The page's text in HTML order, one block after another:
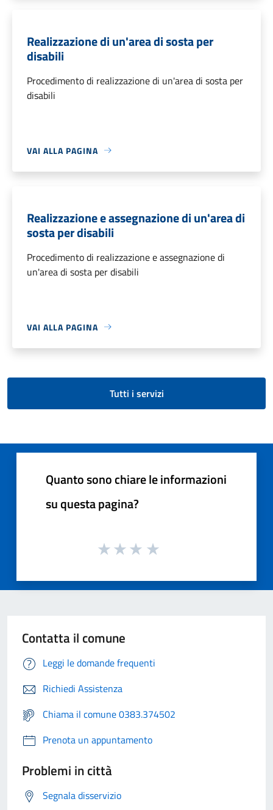
Realizzazione di un'area di sosta per
disabili
Procedimento di realizzazione di un'area di sosta per
disabili
VAI ALLA PAGINA
Realizzazione e assegnazione di un'area di
sosta per disabili
Procedimento di realizzazione e assegnazione di
un'area di sosta per disabili
VAI ALLA PAGINA
Tutti i servizi
Quanto sono chiare le informazioni
su questa pagina?
Contatta il comune
Leggi le domande frequenti
Richiedi Assistenza
Chiama il comune 0383.374502
Prenota un appuntamento
Problemi in città
Segnala disservizio